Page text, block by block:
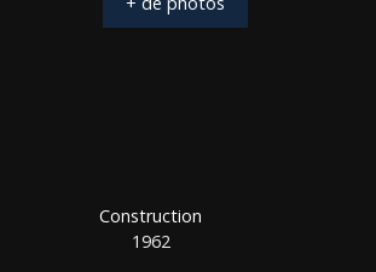
Construction
1962